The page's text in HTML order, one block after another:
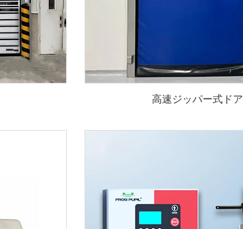
高速ジッパー式ドア